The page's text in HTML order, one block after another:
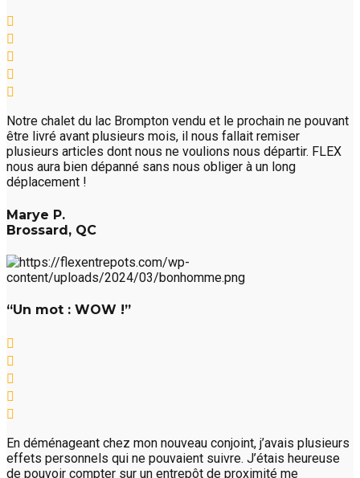
Notre chalet du lac Brompton vendu et le prochain ne pouvant
être livré avant plusieurs mois, il nous fallait remiser
plusieurs articles dont nous ne voulions nous départir. FLEX
nous aura bien dépanné sans nous obliger à un long
déplacement !
Marye P.
Brossard, QC
“Un mot : WOW !”
En déménageant chez mon nouveau conjoint, j’avais plusieurs
effets personnels qui ne pouvaient suivre. J’étais heureuse
de pouvoir compter sur un entrepôt de proximité me